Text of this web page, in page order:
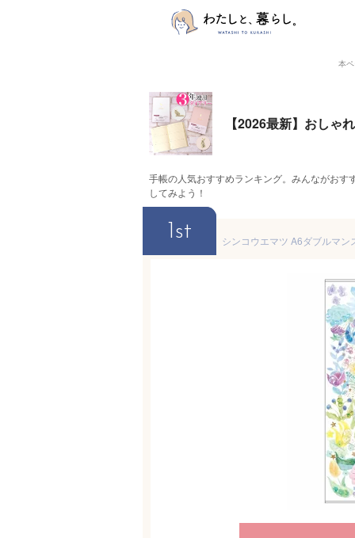
本
【2026最新】おしゃ
手帳の人気おすすめランキング。みんながお
してみよう！
1st